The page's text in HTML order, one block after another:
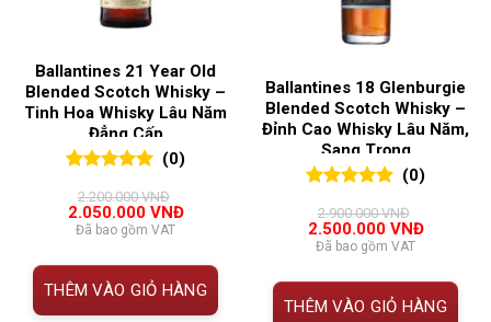
Ballantines 21 Year Old
Blended Scotch Whisky –
Tinh Hoa Whisky Lâu Năm
Đẳng Cấp
đánh giá
(0)
2.200.000VNĐ
Giá
gốc
2.200.000 VNĐ.
2.050.000 VNĐGiá
là:
2.050.000 VNĐ.
Đã bao gồm VAT
THÊM VÀO GIỎ HÀNG
Ballantines 18 Glenburgie
Blended Scotch Whisky –
Đỉnh Cao Whisky Lâu Năm,
Sang Trọng
đánh giá
(0)
2.900.000VNĐ
Giá
gốc
2.900.000 VNĐ.
2.500.000 VNĐGiá
là:
Đã bao gồm VAT
THÊM VÀO GIỎ HÀNG